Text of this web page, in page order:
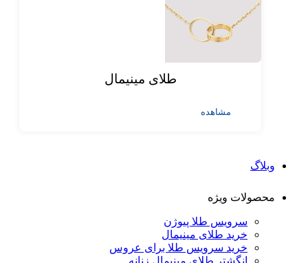
طلای مینیمال
مشاهده
وبلاگ
محصولات ویژه
سرویس طلا پیوژن
خرید طلای مینیمال
خرید سرویس طلا برای عروس
انگشتر طلای مینیمال زنانه